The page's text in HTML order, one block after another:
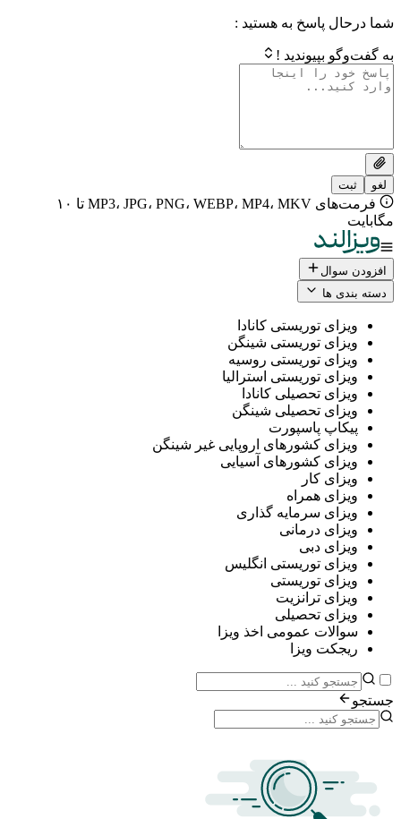
پاسخ به هستید :
!
فرمت‌های MP3، JPG، PNG، WEBP، MP4، MKV تا ۱۰
ها
توریستی کانادا
توریستی شینگن
توریستی روسیه
توریستی استرالیا
تحصیلی کانادا
تحصیلی شینگن
پاسپورت
کشورهای اروپایی غیر شینگن
کشورهای آسیایی
کار
همراه
سرمایه گذاری
درمانی
دبی
توریستی انگلیس
توریستی
ترانزیت
تحصیلی
عمومی اخذ ویزا
ویزا